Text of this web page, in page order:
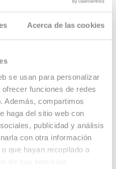
Acerca de las cookies
se usan para personalizar
funciones de redes
Además, compartimos
haga del sitio web con
publicidad y análisis
con otra información
que hayan recopilado a
Rigo
en sonido.
.
Monroy